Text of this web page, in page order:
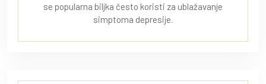
se popularna biljka često koristi za ublažavanje
simptoma depresije.